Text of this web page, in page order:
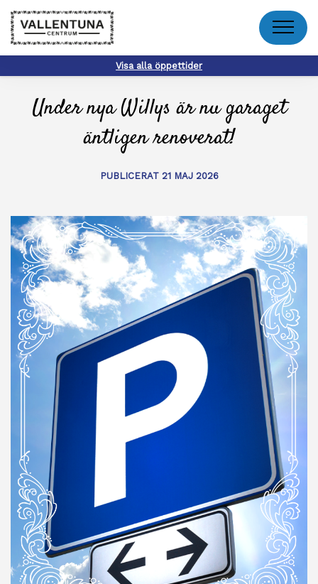
Meny
Visa alla öppettider
Under nya Willys är nu garaget
äntligen renoverat!
PUBLICERAT 21 MAJ 2026